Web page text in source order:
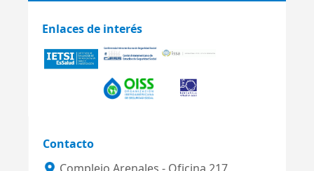
Enlaces de interés
Contacto